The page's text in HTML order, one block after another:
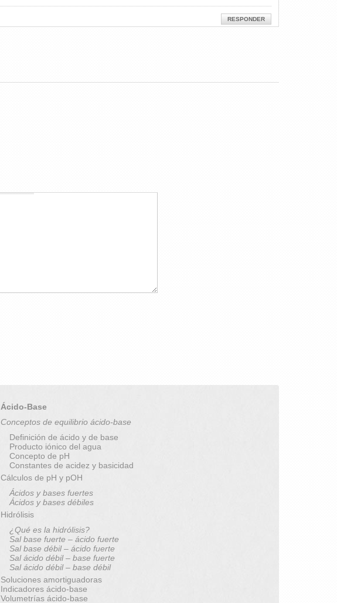
RESPONDER
Ácido-Base
Conceptos de equilibrio ácido-base
Definición de ácido y de base
Producto iónico del agua
Concepto de pH
Constantes de acidez y basicidad
Cálculos de pH y pOH
Ácidos y bases fuertes
Ácidos y bases débiles
Hidrólisis
¿Qué es la hidrólisis?
Sal base fuerte – ácido fuerte
Sal base débil – ácido fuerte
Sal ácido débil – base fuerte
Sal ácido débil – base débil
Soluciones amortiguadoras
Indicadores ácido-base
Volumetrías ácido-base